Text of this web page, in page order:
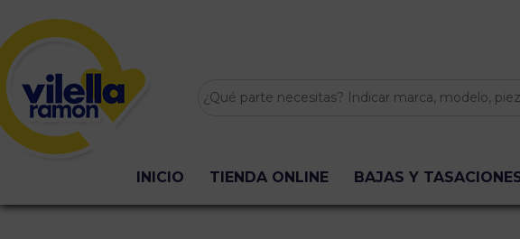
INICIO TIENDA ONLINE BAJAS Y